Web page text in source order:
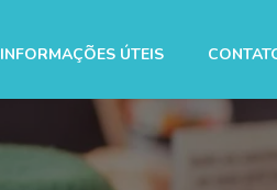
INFORMAÇÕES ÚTEIS